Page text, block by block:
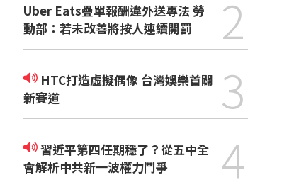
Uber Eats疊單報酬違外送專法 勞
動部：若未改善將按人連續開罰
2
新賽道
3
習近平第四任期穩了？從五中全
會解析中共新一波權力鬥爭
4